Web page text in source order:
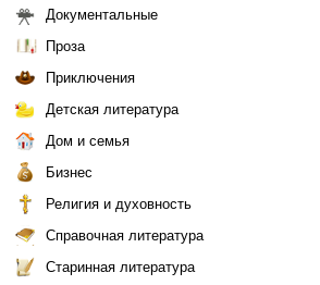
Документальные
Проза
Приключения
Детская литература
Дом и семья
Бизнес
Религия и духовность
Справочная литература
Старинная литература